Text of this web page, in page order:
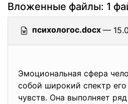
Вложенные файлы: 1
психологос.docx —
Эмоциональная сфера
собой широкий спектр
чувств. Она выполняет